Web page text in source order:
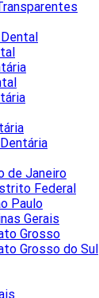
de Janeiro
Federal
Paulo
Gerais
Grosso
Grosso do Sul